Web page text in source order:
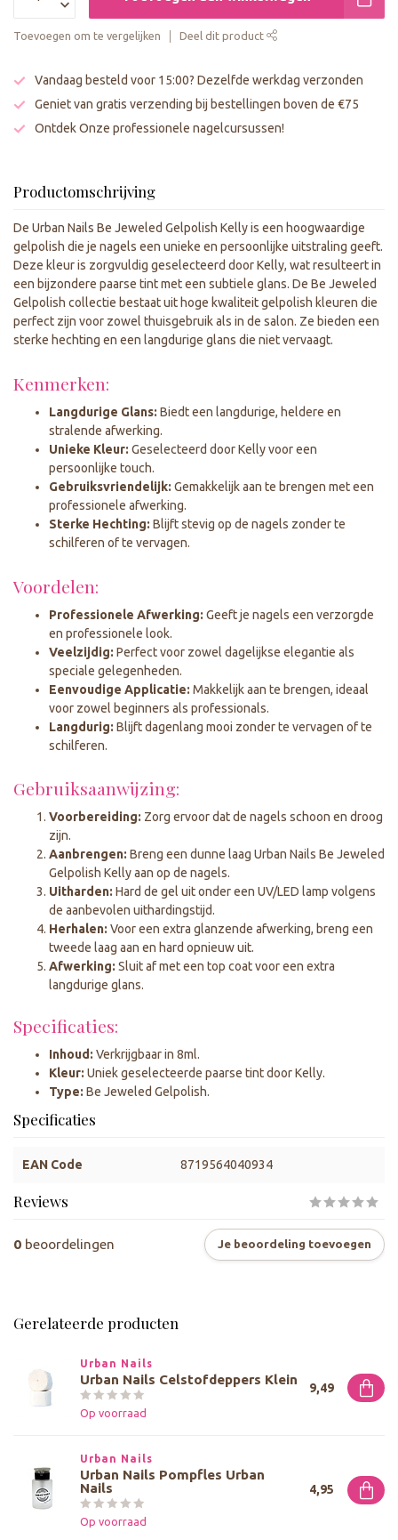
Toevoegen om te vergelijken Deel dit product
Vandaag besteld voor 15:00? Dezelfde werkdag verzonden
Geniet van gratis verzending bij bestellingen boven de €75
Ontdek Onze professionele nagelcursussen!
Productomschrijving
De Urban Nails Be Jeweled Gelpolish Kelly is een hoogwaardige
gelpolish die je nagels een unieke en persoonlijke uitstraling geeft.
Deze kleur is zorgvuldig geselecteerd door Kelly, wat resulteert in
een bijzondere paarse tint met een subtiele glans. De Be Jeweled
Gelpolish collectie bestaat uit hoge kwaliteit gelpolish kleuren die
perfect zijn voor zowel thuisgebruik als in de salon. Ze bieden een
sterke hechting en een langdurige glans die niet vervaagt.
Kenmerken:
Langdurige Glans: Biedt een langdurige, heldere en
stralende afwerking.
Unieke Kleur: Geselecteerd door Kelly voor een
persoonlijke touch.
Gebruiksvriendelijk: Gemakkelijk aan te brengen met een
professionele afwerking.
Sterke Hechting: Blijft stevig op de nagels zonder te
schilferen of te vervagen.
Voordelen:
Professionele Afwerking: Geeft je nagels een verzorgde
en professionele look.
Veelzijdig: Perfect voor zowel dagelijkse elegantie als
speciale gelegenheden.
Eenvoudige Applicatie: Makkelijk aan te brengen, ideaal
voor zowel beginners als professionals.
Langdurig: Blijft dagenlang mooi zonder te vervagen of te
schilferen.
Gebruiksaanwijzing:
Voorbereiding: Zorg ervoor dat de nagels schoon en droog
zijn.
Aanbrengen: Breng een dunne laag Urban Nails Be Jeweled
Gelpolish Kelly aan op de nagels.
Uitharden: Hard de gel uit onder een UV/LED lamp volgens
de aanbevolen uithardingstijd.
Herhalen: Voor een extra glanzende afwerking, breng een
tweede laag aan en hard opnieuw uit.
Afwerking: Sluit af met een top coat voor een extra
langdurige glans.
Specificaties:
Inhoud: Verkrijgbaar in 8ml.
Kleur: Uniek geselecteerde paarse tint door Kelly.
Type: Be Jeweled Gelpolish.
Specificaties
EAN Code 8719564040934
Reviews
0 beoordelingen Je beoordeling toevoegen
Gerelateerde producten
Urban Nails
Urban Nails Celstofdeppers Klein
Op voorraad
9,49
Urban Nails
Urban Nails Pompfles Urban
Nails
Op voorraad
4,95